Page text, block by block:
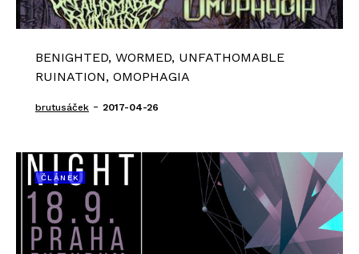
BENIGHTED, WORMED, UNFATHOMABLE
RUINATION, OMOPHAGIA
brutusáček - 2017-04-26
ČLÁNEK